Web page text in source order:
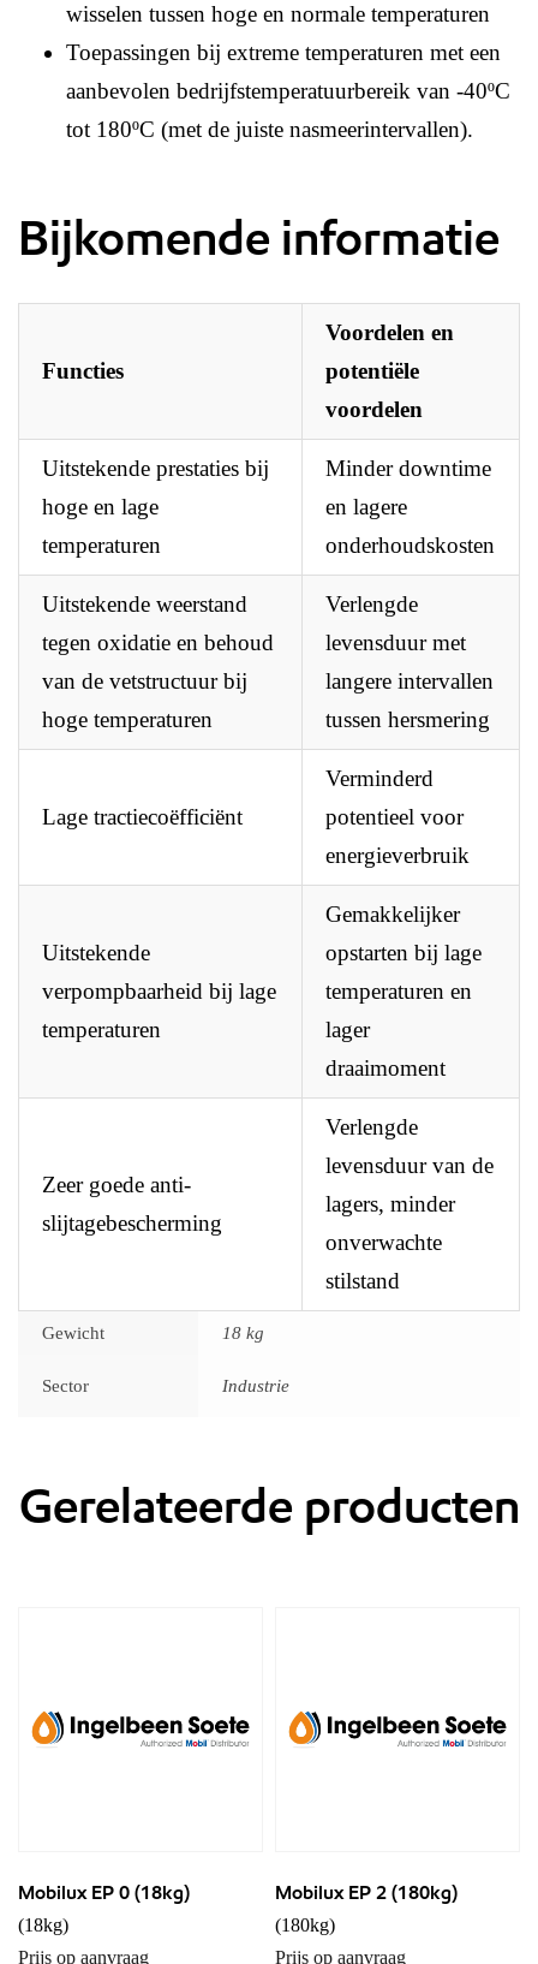
wisselen tussen hoge en normale temperaturen
Toepassingen bij extreme temperaturen met een
aanbevolen bedrijfstemperatuurbereik van -40ºC
tot 180ºC (met de juiste nasmeerintervallen).
Bijkomende informatie
Functies
Voordelen en
potentiële
voordelen
Uitstekende prestaties bij
hoge en lage
temperaturen
Minder downtime
en lagere
onderhoudskosten
Uitstekende weerstand
tegen oxidatie en behoud
van de vetstructuur bij
hoge temperaturen
Verlengde
levensduur met
langere intervallen
tussen hersmering
Lage tractiecoëfficiënt
Verminderd
potentieel voor
energieverbruik
Uitstekende
verpompbaarheid bij lage
temperaturen
Gemakkelijker
opstarten bij lage
temperaturen en
lager
draaimoment
Zeer goede anti-
slijtagebescherming
Verlengde
levensduur van de
lagers, minder
onverwachte
stilstand
Gewicht 18 kg
Sector Industrie
Gerelateerde producten
Mobilux EP 0 (18kg)
(18kg)
Prijs op aanvraag
Mobilux EP 2 (180kg)
(180kg)
Prijs op aanvraag